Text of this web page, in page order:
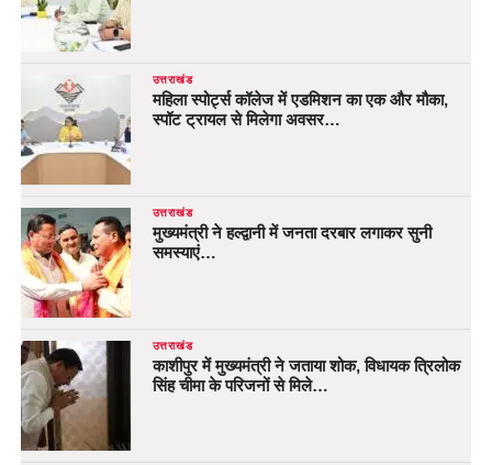
उत्तराखंड
महिला स्पोर्ट्स कॉलेज में एडमिशन का एक और मौका,
स्पॉट ट्रायल से मिलेगा अवसर…
उत्तराखंड
मुख्यमंत्री ने हल्द्वानी में जनता दरबार लगाकर सुनी
समस्याएं…
उत्तराखंड
काशीपुर में मुख्यमंत्री ने जताया शोक, विधायक त्रिलोक
सिंह चीमा के परिजनों से मिले…